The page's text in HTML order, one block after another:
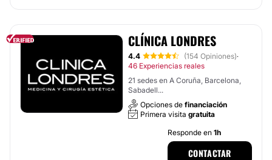
CLÍNICA LONDRES
4.4 (154 Opiniones)·
46 Experiencias reales
21 sedes en A Coruña, Barcelona,
Sabadell...
Opciones de financiación
Primera visita gratuita
Responde en 1h
CONTACTAR